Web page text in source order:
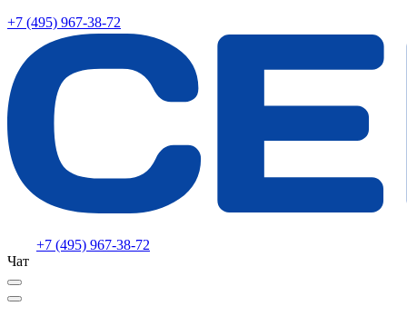
+7 (495) 967-38-72
+7 (495) 967-38-72
Чат